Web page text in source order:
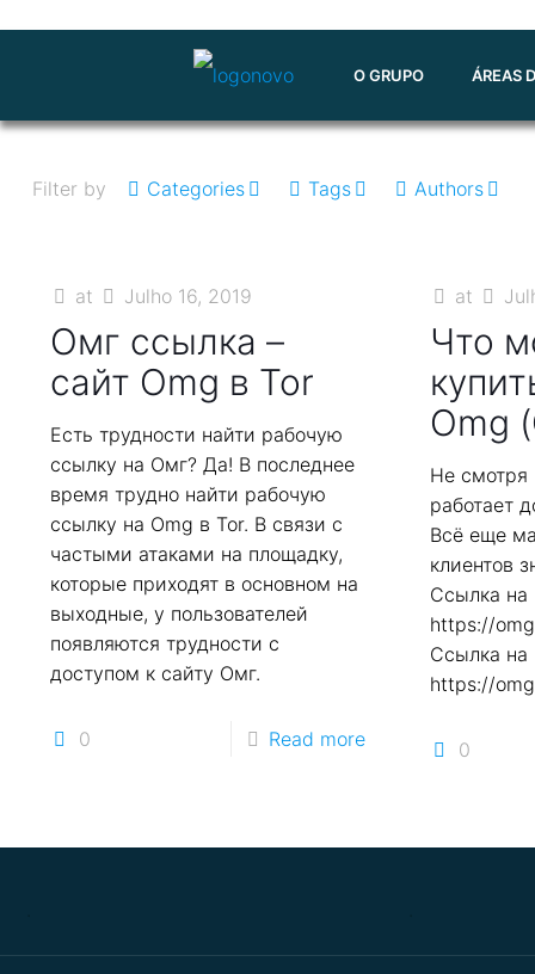
O GRUPO ÁREAS
Filter by Categories Tags Authors
at Julho 16, 2019
Омг ссылка –
сайт Omg в Tor
Есть трудности найти рабочую
ссылку на Омг? Да! В последнее
время трудно найти рабочую
ссылку на Omg в Tor. В связи с
частыми атаками на площадку,
которые приходят в основном на
выходные, у пользователей
появляются трудности с
доступом к сайту Омг.
0 Read more
at
Что
Omg
Не смотря
работает
Всё еще
клиентов
Ссылка на
https://
Ссылка на
https://
0